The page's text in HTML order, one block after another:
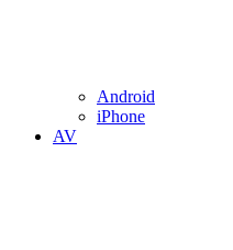
Android
iPhone
AV